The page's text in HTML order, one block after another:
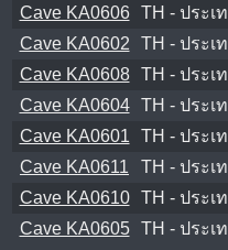
Cave KA0606
TH - ประเ
Cave KA0602
TH - ประเ
Cave KA0608
TH - ประเ
Cave KA0604
TH - ประเ
Cave KA0601
TH - ประเ
Cave KA0611
TH - ประเ
Cave KA0610
TH - ประเ
Cave KA0605
TH - ประเ